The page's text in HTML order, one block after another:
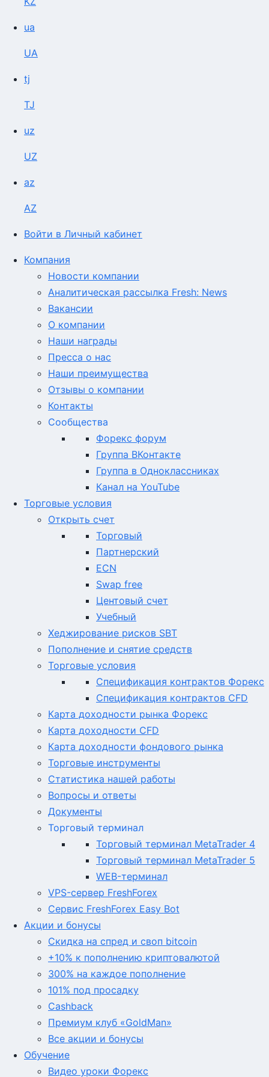
ua
UA
tj
TJ
uz
UZ
az
AZ
Войти в Личный кабинет
Компания
Новости компании
Аналитическая рассылка Fresh: News
Вакансии
О компании
Наши награды
Пресса о нас
Наши преимущества
Отзывы о компании
Контакты
Сообщества
Форекс форум
Группа ВКонтакте
Группа в Одноклассниках
Канал на YouTube
Торговые условия
Открыть счет
Торговый
Партнерский
ECN
Swap free
Центовый счет
Учебный
Хеджирование рисков SBT
Пополнение и снятие средств
Торговые условия
Спецификация контрактов Форекс
Спецификация контрактов CFD
Карта доходности рынка Форекс
Карта доходности CFD
Карта доходности фондового рынка
Торговые инструменты
Статистика нашей работы
Вопросы и ответы
Документы
Торговый терминал
Торговый терминал MetaTrader 4
Торговый терминал MetaTrader 5
WEB-терминал
VPS-сервер FreshForex
Сервис FreshForex Easy Bot
Акции и бонусы
Скидка на спред и своп bitcoin
+10% к пополнению криптовалютой
300% на каждое пополнение
101% под просадку
Cashback
Премиум клуб «GoldMan»
Все акции и бонусы
Обучение
Видео уроки Форекс